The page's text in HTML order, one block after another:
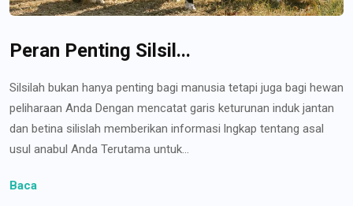
Peran Penting Silsil...
Silsilah bukan hanya penting bagi manusia tetapi juga bagi hewan
peliharaan Anda Dengan mencatat garis keturunan induk jantan
dan betina silislah memberikan informasi lngkap tentang asal
usul anabul Anda Terutama untuk...
Baca